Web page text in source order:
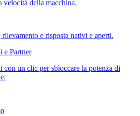
velocità della macchina.
rilevamento e risposta nativi e aperti.
e Partner
con un clic per sbloccare la potenza di